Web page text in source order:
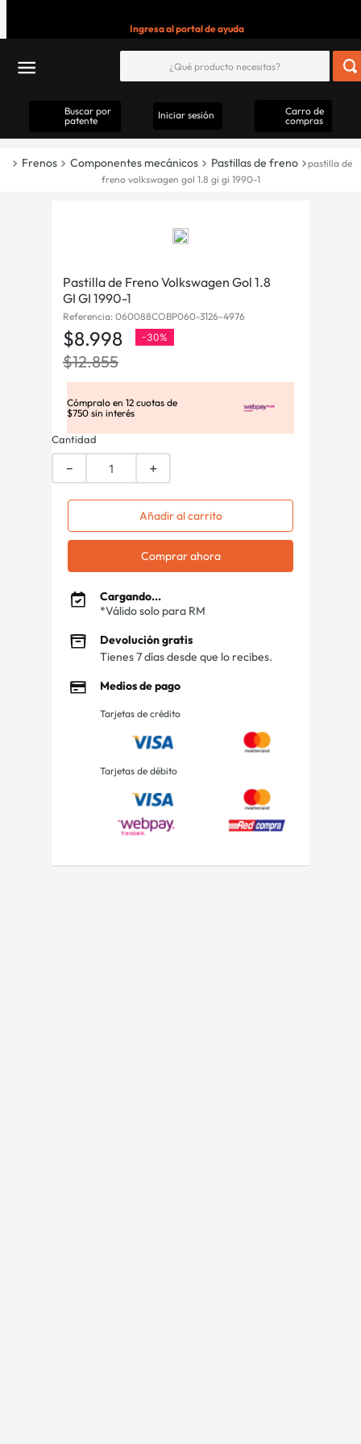
Ingresa al portal de ayuda
Buscar por
patente
Iniciar sesión
Carro de
compras
Frenos Componentes mecánicos Pastillas de freno
pastilla de
freno volkswagen gol 1.8 gi gi 1990-1
Pastilla de Freno Volkswagen Gol 1.8
GI GI 1990-1
Referencia: 060088COBP060-3126-4976
$8.998 -30%
$12.855
Cómpralo en 12 cuotas de
$750 sin interés
Cantidad
＋
－
Añadir al carrito
Comprar ahora
Cargando...
*Válido solo para RM
Devolución gratis
Tienes 7 días desde que lo recibes.
Medios de pago
Tarjetas de crédito
Tarjetas de débito